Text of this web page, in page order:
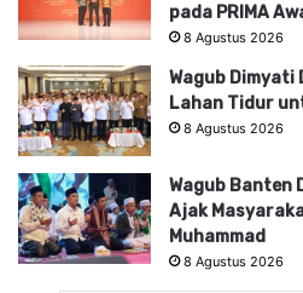
pada PRIMA
8 Agustus 2026
Wagub
Lahan Tidur
8 Agustus 2026
Wagub Banten
Ajak
Muhammad
8 Agustus 2026